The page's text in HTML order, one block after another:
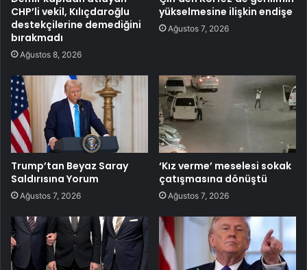
CHP’li vekil, Kılıçdaroğlu
destekçilerine demediğini
bırakmadı
Ağustos 8, 2026
yükselmesine ilişkin endişe
Ağustos 7, 2026
Trump’tan Beyaz Saray
Saldırısına Yorum
Ağustos 7, 2026
‘Kız verme’ meselesi sokak
çatışmasına dönüştü
Ağustos 7, 2026